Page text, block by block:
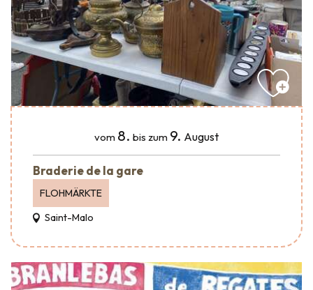
vom 8. bis zum 9. August
Braderie de la gare
FLOHMÄRKTE
Saint-Malo